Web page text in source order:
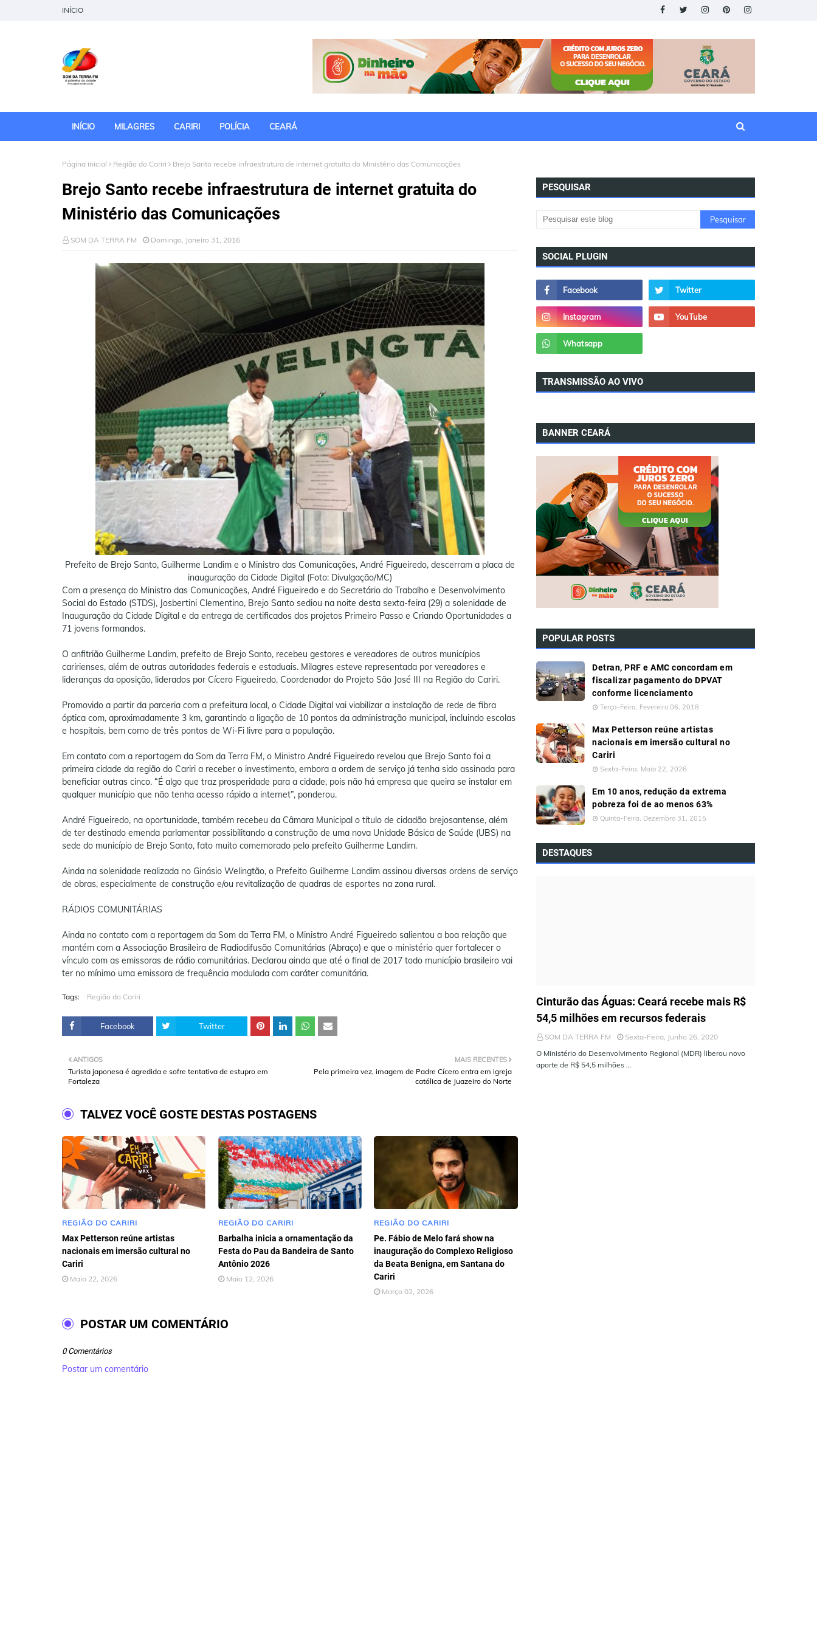
INÍCIO
INÍCIO MILAGRES CARIRI POLÍCIA CEARÁ
Página inicial Região do Cariri Brejo Santo recebe infraestrutura de internet gratuita do Ministério das Comunicações
Brejo Santo recebe infraestrutura de internet gratuita do
Ministério das Comunicações
SOM DA TERRA FM Domingo, Janeiro 31, 2016
Prefeito de Brejo Santo, Guilherme Landim e o Ministro das Comunicações, André Figueiredo, descerram a placa de
inauguração da Cidade Digital (Foto: Divulgação/MC)
Com a presença do Ministro das Comunicações, André Figueiredo e do Secretário do Trabalho e Desenvolvimento
Social do Estado (STDS), Josbertini Clementino, Brejo Santo sediou na noite desta sexta-feira (29) a solenidade de
Inauguração da Cidade Digital e da entrega de certificados dos projetos Primeiro Passo e Criando Oportunidades a
71 jovens formandos.
O anfitrião Guilherme Landim, prefeito de Brejo Santo, recebeu gestores e vereadores de outros municípios
caririenses, além de outras autoridades federais e estaduais. Milagres esteve representada por vereadores e
lideranças da oposição, liderados por Cícero Figueiredo, Coordenador do Projeto São José III na Região do Cariri.
Promovido a partir da parceria com a prefeitura local, o Cidade Digital vai viabilizar a instalação de rede de fibra
óptica com, aproximadamente 3 km, garantindo a ligação de 10 pontos da administração municipal, incluindo escolas
e hospitais, bem como de três pontos de Wi-Fi livre para a população.
Em contato com a reportagem da Som da Terra FM, o Ministro André Figueiredo revelou que Brejo Santo foi a
primeira cidade da região do Cariri a receber o investimento, embora a ordem de serviço já tenha sido assinada para
beneficiar outras cinco. “É algo que traz prosperidade para a cidade, pois não há empresa que queira se instalar em
qualquer município que não tenha acesso rápido a internet”, ponderou.
André Figueiredo, na oportunidade, também recebeu da Câmara Municipal o título de cidadão brejosantense, além
de ter destinado emenda parlamentar possibilitando a construção de uma nova Unidade Básica de Saúde (UBS) na
sede do município de Brejo Santo, fato muito comemorado pelo prefeito Guilherme Landim.
Ainda na solenidade realizada no Ginásio Welingtão, o Prefeito Guilherme Landim assinou diversas ordens de serviço
de obras, especialmente de construção e/ou revitalização de quadras de esportes na zona rural.
RÁDIOS COMUNITÁRIAS
Ainda no contato com a reportagem da Som da Terra FM, o Ministro André Figueiredo salientou a boa relação que
mantém com a Associação Brasileira de Radiodifusão Comunitárias (Abraço) e que o ministério quer fortalecer o
vínculo com as emissoras de rádio comunitárias. Declarou ainda que até o final de 2017 todo município brasileiro vai
ter no mínimo uma emissora de frequência modulada com caráter comunitária.
Tags: Região do Cariri
Facebook Twitter
MAIS RECENTES
Pela primeira vez, imagem de Padre Cícero entra em igreja
católica de Juazeiro do Norte
ANTIGOS
Turista japonesa é agredida e sofre tentativa de estupro em
Fortaleza
TALVEZ VOCÊ GOSTE DESTAS POSTAGENS
REGIÃO DO CARIRI
Max Petterson reúne artistas
nacionais em imersão cultural no
Cariri
Maio 22, 2026
REGIÃO DO CARIRI
Barbalha inicia a ornamentação da
Festa do Pau da Bandeira de Santo
Antônio 2026
Maio 12, 2026
REGIÃO DO CARIRI
Pe. Fábio de Melo fará show na
inauguração do Complexo Religioso
da Beata Benigna, em Santana do
Cariri
Março 02, 2026
POSTAR UM COMENTÁRIO
0 Comentários
Postar um comentário
PESQUISAR
SOCIAL PLUGIN
TRANSMISSÃO AO VIVO
BANNER CEARÁ
POPULAR POSTS
Detran, PRF e AMC concordam em
fiscalizar pagamento do DPVAT
conforme licenciamento
Terça-Feira, Fevereiro 06, 2018
Max Petterson reúne artistas
nacionais em imersão cultural no
Cariri
Sexta-Feira, Maio 22, 2026
Em 10 anos, redução da extrema
pobreza foi de ao menos 63%
Quinta-Feira, Dezembro 31, 2015
DESTAQUES
Cinturão das Águas: Ceará recebe mais R$
54,5 milhões em recursos federais
SOM DA TERRA FM
Sexta-Feira, Junho 26, 2020
O Ministério do Desenvolvimento Regional (MDR) liberou novo
aporte de R$ 54,5 milhões …